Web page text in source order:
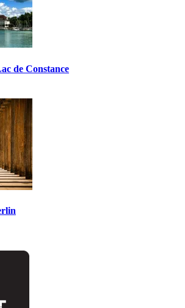
de Constance